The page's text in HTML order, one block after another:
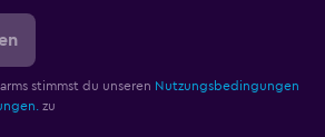
stimmst du unseren Nutzungsbedingungen
zu